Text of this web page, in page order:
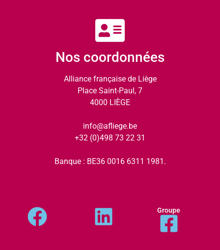
Nos coordonnées
Alliance française de Liège
Place Saint-Paul, 7
4000 LIÈGE
info@afliege.be
+32 (0)498 73 22 31
Banque : BE36 0016 6311 1981.
Groupe